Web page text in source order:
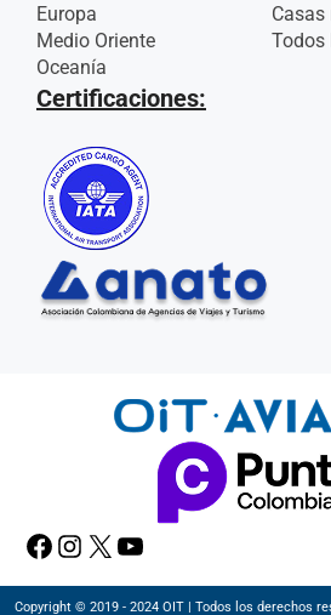
Europa
Medio Oriente
Oceanía
Todos
Certificaciones:
Facebook
Instagram
X YouTube
Copyright © 2019 - 2024 OIT | Todos los derechos